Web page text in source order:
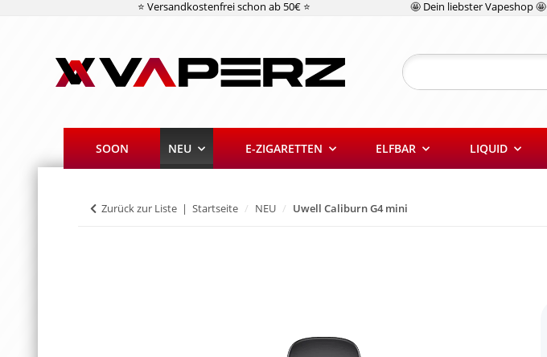
⭐ Versandkostenfrei schon ab 50€ ⭐ 🤩 Dein liebster Vapeshop 🤩
SOON NEU E-ZIGARETTEN ELFBAR LIQUID
Zurück zur Liste Startseite NEU Uwell Caliburn G4 mini